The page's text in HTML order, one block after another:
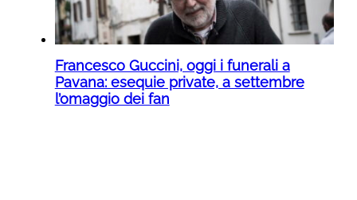
Francesco Guccini, oggi i funerali a
Pavana: esequie private, a settembre
l’omaggio dei fan